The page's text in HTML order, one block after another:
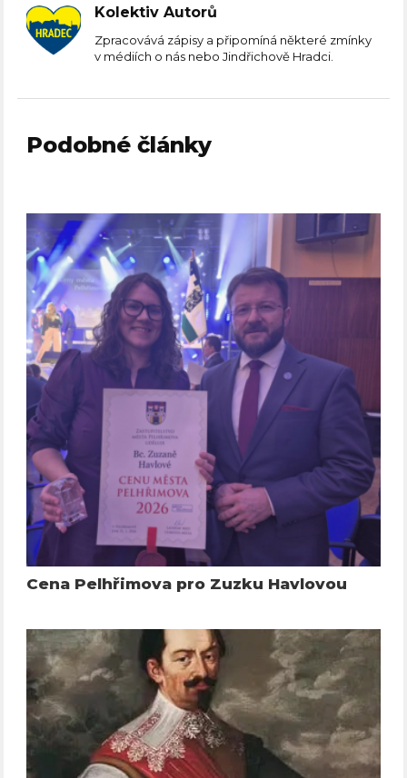
Kolektiv Autorů
Zpracovává zápisy a připomíná některé zmínky
v médiích o nás nebo Jindřichově Hradci.
Podobné články
Cena Pelhřimova pro Zuzku Havlovou